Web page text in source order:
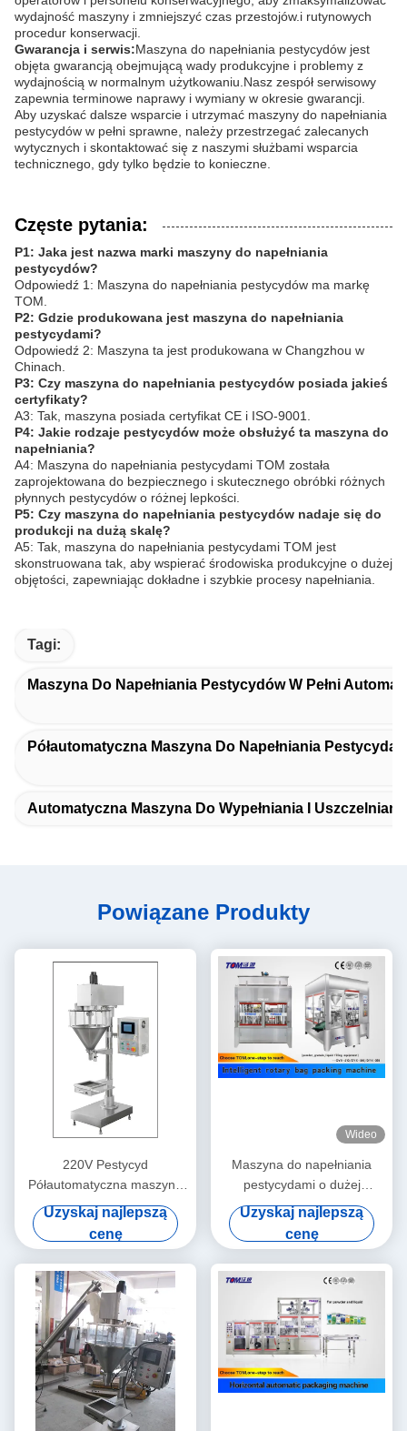
wydajność maszyny i zmniejszyć czas przestojów.i rutynowych
procedur konserwacji.
Gwarancja i serwis:Maszyna do napełniania pestycydów jest
objęta gwarancją obejmującą wady produkcyjne i problemy z
wydajnością w normalnym użytkowaniu.Nasz zespół serwisowy
zapewnia terminowe naprawy i wymiany w okresie gwarancji.
Aby uzyskać dalsze wsparcie i utrzymać maszyny do napełniania
pestycydów w pełni sprawne, należy przestrzegać zalecanych
wytycznych i skontaktować się z naszymi służbami wsparcia
technicznego, gdy tylko będzie to konieczne.
Częste pytania:
P1: Jaka jest nazwa marki maszyny do napełniania
pestycydów?
Odpowiedź 1: Maszyna do napełniania pestycydów ma markę
TOM.
P2: Gdzie produkowana jest maszyna do napełniania
pestycydami?
Odpowiedź 2: Maszyna ta jest produkowana w Changzhou w
Chinach.
P3: Czy maszyna do napełniania pestycydów posiada jakieś
certyfikaty?
A3: Tak, maszyna posiada certyfikat CE i ISO-9001.
P4: Jakie rodzaje pestycydów może obsłużyć ta maszyna do
napełniania?
A4: Maszyna do napełniania pestycydami TOM została
zaprojektowana do bezpiecznego i skutecznego obróbki różnych
płynnych pestycydów o różnej lepkości.
P5: Czy maszyna do napełniania pestycydów nadaje się do
produkcji na dużą skalę?
A5: Tak, maszyna do napełniania pestycydami TOM jest
skonstruowana tak, aby wspierać środowiska produkcyjne o dużej
objętości, zapewniając dokładne i szybkie procesy napełniania.
Tagi:
Maszyna Do Napełniania Pestycydów W Pełni
Półautomatyczna Maszyna Do Napełniania
Automatyczna Maszyna Do Wypełniania I
Powiązane Produkty
220V Pestycyd
Półautomatyczna maszyna
do wypełniania proszku do
10g-500g worka
Uzyskaj najlepszą
cenę
Wideo
Maszyna do napełniania
pestycydami o dużej
prędkości, automatyczna
maszyna do napełniania i
uszczelniania proszku
Uzyskaj najlepszą
cenę